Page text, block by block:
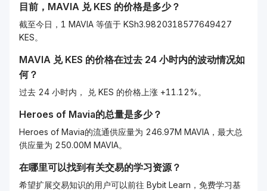
目前， MAVIA 兑 KES 的价格是多少？
截至今日，1 MAVIA 等值于 KSh3.9820318577649427
KES。
MAVIA 兑 KES 的价格在过去 24 小时内的波动情况如
何？
过去 24 小时内， 兑 KES 的价格上涨 +11.12%。
Heroes of Mavia的总量是多少？
Heroes of Mavia的流通供应量为 246.97M MAVIA，最大总
供应量为 250.00M MAVIA。
在哪里可以找到有关交易的学习资源？
希望扩展交易知识的用户可以前往 Bybit Learn，免费学习基